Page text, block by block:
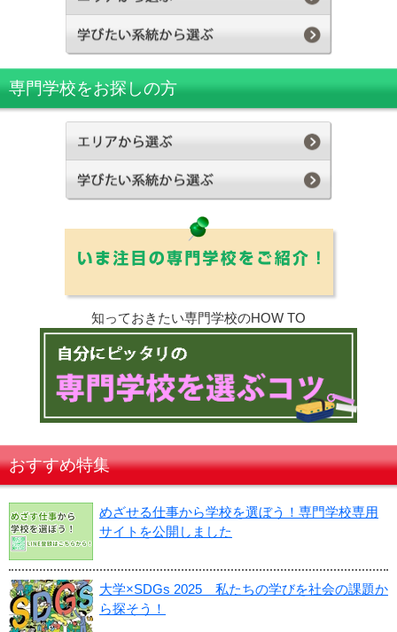
専門学校をお探しの方
知っておきたい専門学校のHOW TO
おすすめ特集
めざせる仕事から学校を選ぼう！専門学校専用
サイトを公開しました
大学×SDGs 2025 私たちの学びを社会の課題か
ら探そう！